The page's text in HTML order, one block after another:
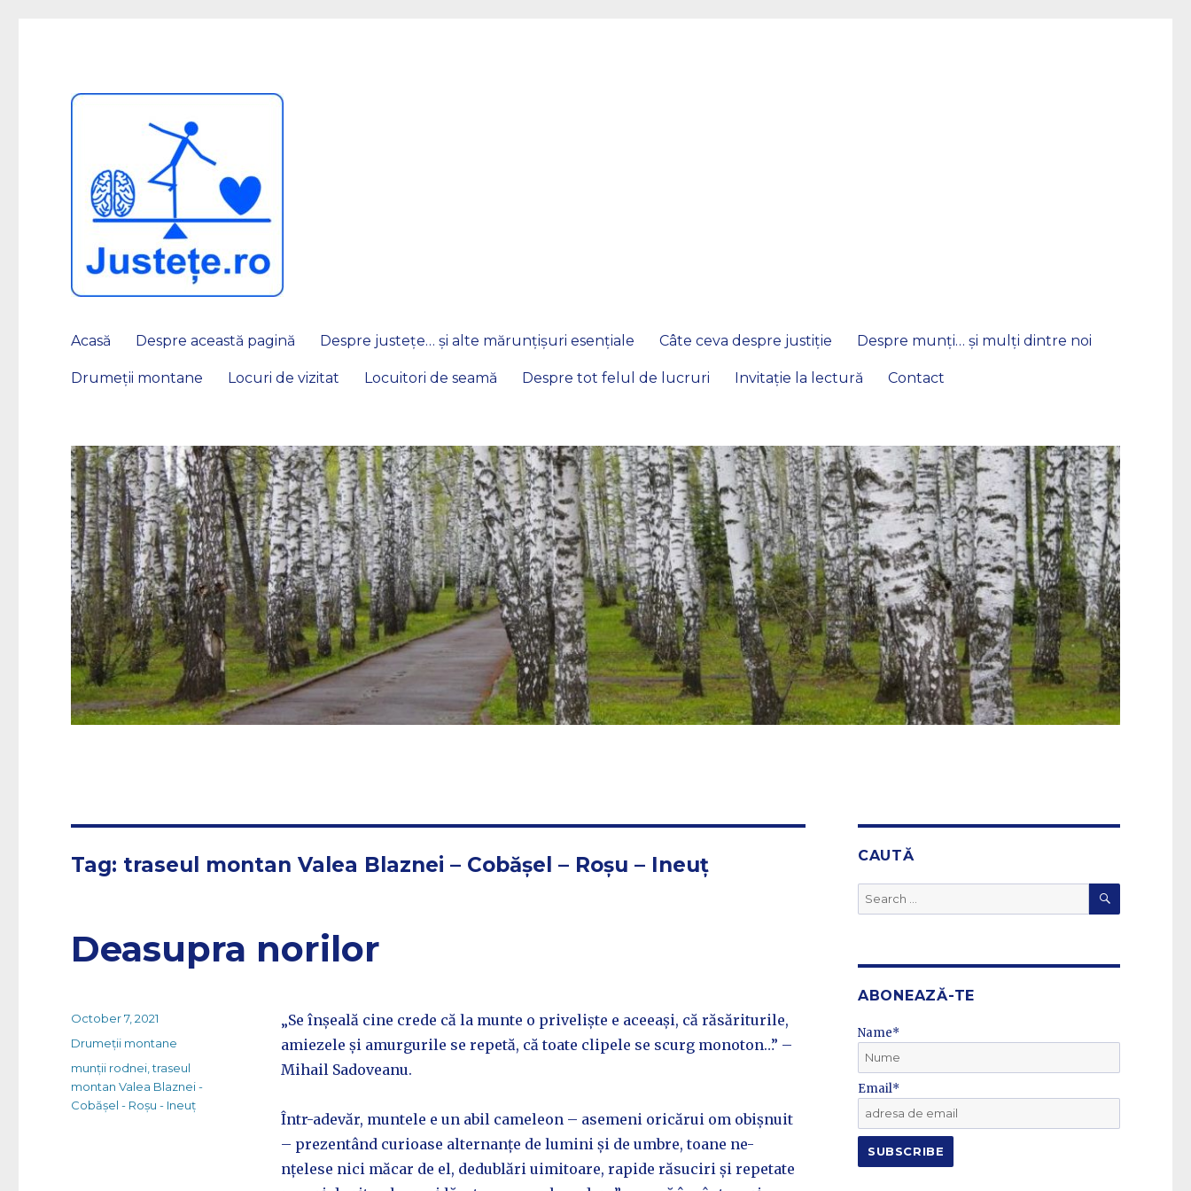
Acasă Despre această pagină Despre justețe… și alte mărunțișuri esențiale Câte ceva despre justiție Despre munți… și mulți dintre noi
Drumeții montane Locuri de vizitat Locuitori de seamă Despre tot felul de lucruri Invitație la lectură Contact
Tag: traseul montan Valea Blaznei – Cobășel – Roșu – Ineuț
Deasupra norilor
„Se înșeală cine crede că la munte o priveliște e aceeași, că răsăriturile,
amiezele și amurgurile se repetă, că toate clipele se scurg monoton…” –
Mihail Sadoveanu.
Într-adevăr, muntele e un abil cameleon – asemeni oricărui om obișnuit
– prezentând curioase alternanțe de lumini și de umbre, toane ne-
nțelese nici măcar de el, dedublări uimitoare, rapide răsuciri și repetate
Posted
October 7, 2021
Categories
Drumeții montane
Tags
munții rodnei ,traseul
montan Valea Blaznei -
Cobășel - Roșu - Ineuț
CAUTĂ
Search
for:
SEARCH
ABONEAZĂ-TE
Name*
Email*